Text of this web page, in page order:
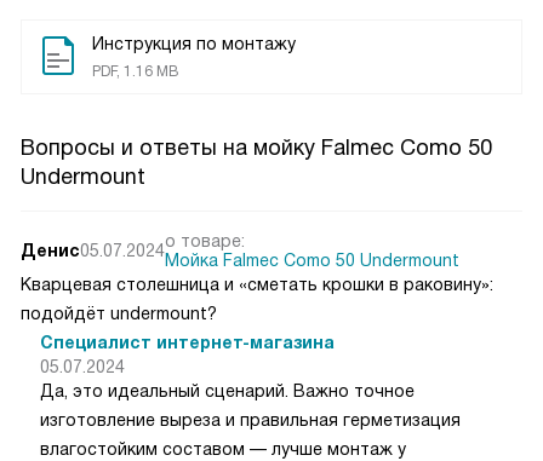
Инструкция по монтажу
PDF, 1.16 MB
Вопросы и ответы на мойку Falmec Como 50
Undermount
Денис05.07.2024о товаре:
Мойка Falmec Como 50 Undermount
Кварцевая столешница и «сметать крошки в раковину»:
подойдёт undermount?
Специалист интернет-магазина
05.07.2024
Да, это идеальный сценарий. Важно точное
изготовление выреза и правильная герметизация
влагостойким составом — лучше монтаж у